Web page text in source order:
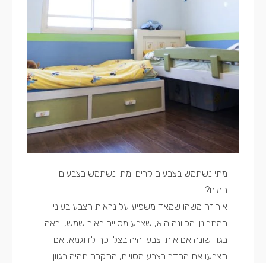
מתי נשתמש בצבעים קרים ומתי נשתמש בצבעים
חמים?
אור זה משהו שמאד משפיע על נראות הצבע בעיני
המתבונן. הכוונה היא, שצבע מסויים באור שמש, יראה
בגוון שונה אם אותו צבע יהיה בצל. כך לדוגמא, אם
תצבעו את החדר בצבע מסויים, התקרה תהיה בגוון